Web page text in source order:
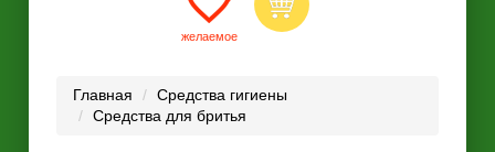
Главная
Средства гигиены
Средства для бритья